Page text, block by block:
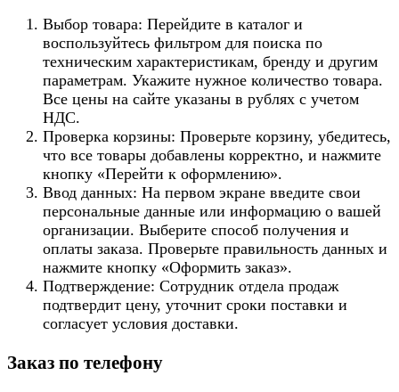
Выбор товара: Перейдите в каталог и
воспользуйтесь фильтром для поиска по
техническим характеристикам, бренду и другим
параметрам. Укажите нужное количество товара.
Все цены на сайте указаны в рублях с учетом
НДС.
Проверка корзины: Проверьте корзину, убедитесь,
что все товары добавлены корректно, и нажмите
кнопку «Перейти к оформлению».
Ввод данных: На первом экране введите свои
персональные данные или информацию о вашей
организации. Выберите способ получения и
оплаты заказа. Проверьте правильность данных и
нажмите кнопку «Оформить заказ».
Подтверждение: Сотрудник отдела продаж
подтвердит цену, уточнит сроки поставки и
согласует условия доставки.
Заказ по телефону